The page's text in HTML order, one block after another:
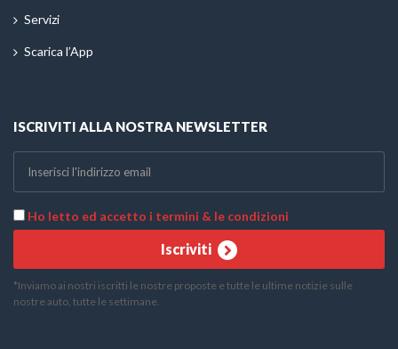
Servizi
Scarica l’App
ISCRIVITI ALLA NOSTRA NEWSLETTER
Ho letto ed accetto i termini & le condizioni
Iscriviti
*Inviamo ai nostri iscritti le nostre proposte e tutte le ultime notizie sulle
nostre auto, tutte le settimane.
Telefono